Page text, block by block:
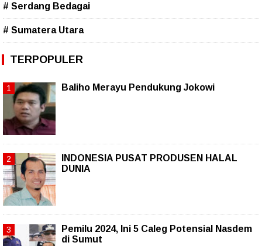
# Serdang Bedagai
# Sumatera Utara
TERPOPULER
Baliho Merayu Pendukung Jokowi
INDONESIA PUSAT PRODUSEN HALAL
DUNIA
Pemilu 2024, Ini 5 Caleg Potensial Nasdem
di Sumut